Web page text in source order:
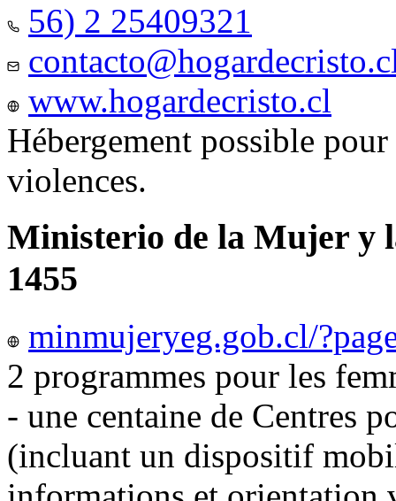
56) 2 25409321
www.hogardecristo.cl
Hébergement possible
violences.
Ministerio de la Mujer y
1455
minmujeryeg.gob.cl/
2 programmes pour les
- une centaine de Centres
(incluant un dispositif